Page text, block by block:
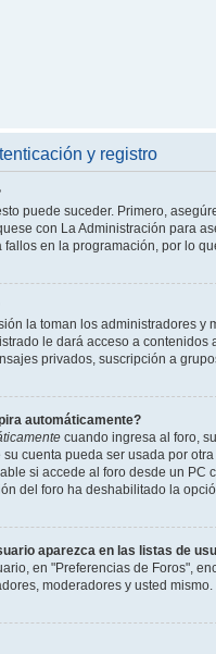
y registro
puede suceder. Primero,
con La Administración para
en la programación, por lo
la toman los administradores
le dará acceso a
privados, suscripción a
automáticamente?
cuando ingresa al foro,
cuenta pueda ser usada por
si accede al foro desde un
del foro ha deshabilitado la
aparezca en las listas de
en "Preferencias de Foros",
moderadores y usted